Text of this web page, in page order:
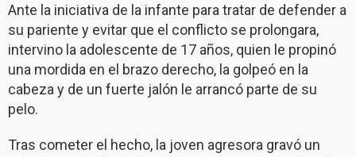
Ante la iniciativa de la infante para tratar de defender a
su pariente y evitar que el conflicto se prolongara,
intervino la adolescente de 17 años, quien le propinó
una mordida en el brazo derecho, la golpeó en la
cabeza y de un fuerte jalón le arrancó parte de su
pelo.
Tras cometer el hecho, la joven agresora gravó un